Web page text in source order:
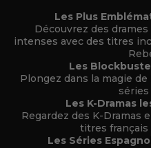
Les Plus
Découvrez des
intenses avec des titres
Les
Plongez dans la magie
Les K-Dramas
Regardez des K-Dramas
titres français
Les Séries